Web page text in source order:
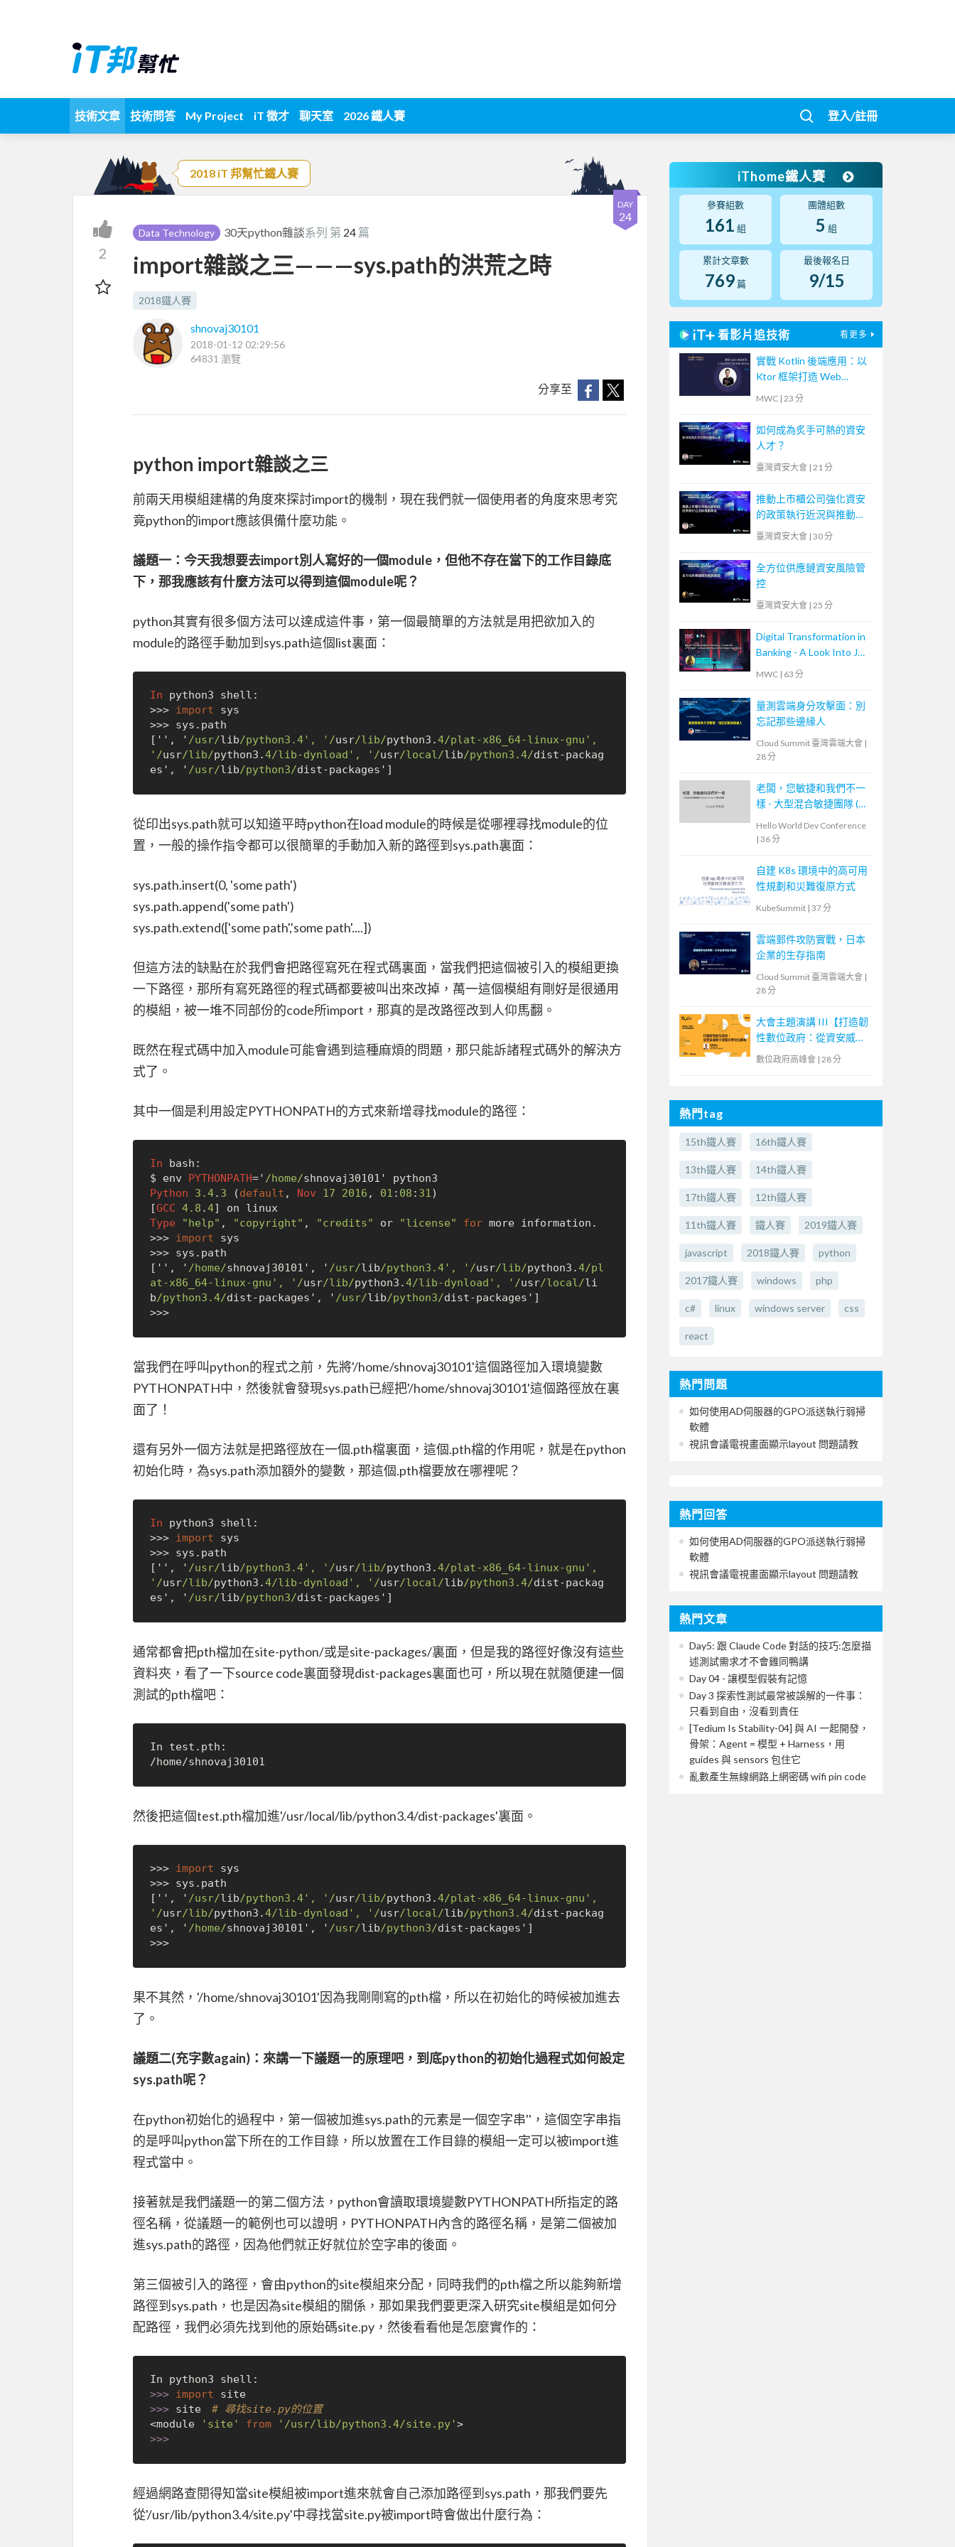
技術文章 技術問答 My Project iT 徵才 聊天室 2026 鐵人賽 登入/註冊
2018 iT 邦幫忙鐵人賽
DAY
24
2
Data Technology 30天python雜談系列 第 24 篇
import雜談之三———sys.path的洪荒之時
2018鐵人賽
shnovaj30101
2018-01-12 02:29:56
64831 瀏覽
分享至
python import雜談之三
前兩天用模組建構的角度來探討import的機制，現在我們就一個使用者的角度來思考究
竟python的import應該俱備什麼功能。
議題一：今天我想要去import別人寫好的一個module，但他不存在當下的工作目錄底
下，那我應該有什麼方法可以得到這個module呢？
python其實有很多個方法可以達成這件事，第一個最簡單的方法就是用把欲加入的
module的路徑手動加到sys.path這個list裏面：
In
>>> import
>>> sys.path
['', ' /usr/lib/python3.4', '/usr/lib/python3.4/plat-x86_64-linux-gnu',
'/usr/lib/python3.4/lib-dynload', '/usr/local/lib/python3.4/dist-packag
es', ' /usr/lib/python3/dist-
從印出sys.path就可以知道平時python在load module的時候是從哪裡尋找module的位
置，一般的操作指令都可以很簡單的手動加入新的路徑到sys.path裏面：
sys.path.insert(0, 'some path')
sys.path.append('some path')
sys.path.extend(['some path','some path'....])
但這方法的缺點在於我們會把路徑寫死在程式碼裏面，當我們把這個被引入的模組更換
一下路徑，那所有寫死路徑的程式碼都要被叫出來改掉，萬一這個模組有剛好是很通用
的模組，被一堆不同部份的code所import，那真的是改路徑改到人仰馬翻。
既然在程式碼中加入module可能會遇到這種麻煩的問題，那只能訴諸程式碼外的解決方
式了。
其中一個是利用設定PYTHONPATH的方式來新增尋找module的路徑：
In bash:
$ env PYTHONPATH=' /home/
Python
3.4. 3 (default , Nov 17 2016 , 01 : 08 : 31)
[GCC 4.8 .4
] on linux
Type
"help" , "copyright" , "credits" or "license" for
>>> import
>>> sys.path
['', ' /home/shnovaj30101', ' /usr/lib/python3.4', '/usr/lib/python3.4/pl
at-x86_64-linux-gnu', '/usr/lib/python3.4/lib-dynload', '/usr/local/li
b/python3.4/dist-packages', ' /usr/lib/python3/dist-
>>>
當我們在呼叫python的程式之前，先將'/home/shnovaj30101'這個路徑加入環境變數
PYTHONPATH中，然後就會發現sys.path已經把'/home/shnovaj30101'這個路徑放在裏
面了！
還有另外一個方法就是把路徑放在一個.pth檔裏面，這個.pth檔的作用呢，就是在python
初始化時，為sys.path添加額外的變數，那這個.pth檔要放在哪裡呢？
In
>>> import
>>> sys.path
['', ' /usr/lib/python3.4', '/usr/lib/python3.4/plat-x86_64-linux-gnu',
'/usr/lib/python3.4/lib-dynload', '/usr/local/lib/python3.4/dist-packag
es', ' /usr/lib/python3/dist-
通常都會把pth檔加在site-python/或是site-packages/裏面，但是我的路徑好像沒有這些
資料夾，看了一下source code裏面發現dist-packages裏面也可，所以現在就隨便建一個
測試的pth檔吧：
In test.pth:
然後把這個test.pth檔加進'/usr/local/lib/python3.4/dist-packages'裏面。
>>> import
>>> sys.path
['', ' /usr/lib/python3.4', '/usr/lib/python3.4/plat-x86_64-linux-gnu',
'/usr/lib/python3.4/lib-dynload', '/usr/local/lib/python3.4/dist-packag
es', ' /home/shnovaj30101', ' /usr/lib/python3/dist-
>>>
果不其然，'/home/shnovaj30101'因為我剛剛寫的pth檔，所以在初始化的時候被加進去
了。
議題二(充字數again)：來講一下議題一的原理吧，到底python的初始化過程式如何設定
sys.path呢？
在python初始化的過程中，第一個被加進sys.path的元素是一個空字串''，這個空字串指
的是呼叫python當下所在的工作目錄，所以放置在工作目錄的模組一定可以被import進
程式當中。
接著就是我們議題一的第二個方法，python會讀取環境變數PYTHONPATH所指定的路
徑名稱，從議題一的範例也可以證明，PYTHONPATH內含的路徑名稱，是第二個被加
進sys.path的路徑，因為他們就正好就位於空字串的後面。
第三個被引入的路徑，會由python的site模組來分配，同時我們的pth檔之所以能夠新增
路徑到sys.path，也是因為site模組的關係，那如果我們要更深入研究site模組是如何分
配路徑，我們必須先找到他的原始碼site.py，然後看看他是怎麼實作的：
>>> import
site
>>> site # 尋找site.py的位置
<module
'site' from '/usr/lib/python3.4/site.py'
>
>>>
經過網路查閱得知當site模組被import進來就會自己添加路徑到sys.path，那我們要先
從'/usr/lib/python3.4/site.py'中尋找當site.py被import時會做出什麼行為：
iThome鐵人賽
參賽組數
161 組
團體組數
5 組
累計文章數
769 篇
最後報名日
9/15
看影片追技術 看更多
實戰 Kotlin 後端應用：以
Ktor 框架打造 Web
MWC | 23 分
如何成為炙手可熱的資安
人才？
臺灣資安大會 | 21 分
推動上市櫃公司強化資安
的政策執行近況與推動事
宜
臺灣資安大會 | 30 分
全方位供應鏈資安風險管
控
臺灣資安大會 | 25 分
Digital Transformation in
Banking - A Look Into JP
Morgan’s Cloud Journey
Experience
MWC | 63 分
量測雲端身分攻擊面：別
忘記那些邊緣人
Cloud Summit 臺灣雲端大會 |
28 分
老闆，您敏捷和我們不一
樣 - 大型混合敏捷團隊 (
驗
Hello World Dev Conference
| 36 分
自建 K8s 環境中的高可用
性規劃和災難復原方式
KubeSummit | 37 分
雲端郵件攻防實戰，日本
企業的生存指南
Cloud Summit 臺灣雲端大會 |
28 分
大會主題演講 III【打造韌
性數位政府：從資安威脅
中突圍的零信任策略】
數位政府高峰會 | 28 分
熱門tag
15th鐵人賽 16th鐵人賽
13th鐵人賽 14th鐵人賽
17th鐵人賽 12th鐵人賽
11th鐵人賽 鐵人賽 2019鐵人賽
javascript 2018鐵人賽 python
2017鐵人賽 windows php
c# linux windows server css
react
熱門問題
如何使用AD伺服器的GPO派送執行弱掃
軟體
視訊會議電視畫面顯示layout 問題請教
熱門回答
如何使用AD伺服器的GPO派送執行弱掃
軟體
視訊會議電視畫面顯示layout 問題請教
熱門文章
Day5: 跟 Claude Code 對話的技巧:怎麼描
述測試需求才不會雞同鴨講
Day 04 - 讓模型假裝有記憶
Day 3 探索性測試最常被誤解的一件事：
只看到自由，沒看到責任
[Tedium Is Stability-04] 與 AI 一起開發，
骨架：Agent = 模型 + Harness，用
guides 與 sensors 包住它
亂數產生無線網路上網密碼 wifi pin code